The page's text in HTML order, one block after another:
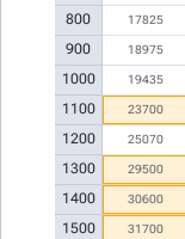
800
900
1000
1100
1200
1300
1400
1500
17825
18975
19435
23700
25070
29500
30600
31700